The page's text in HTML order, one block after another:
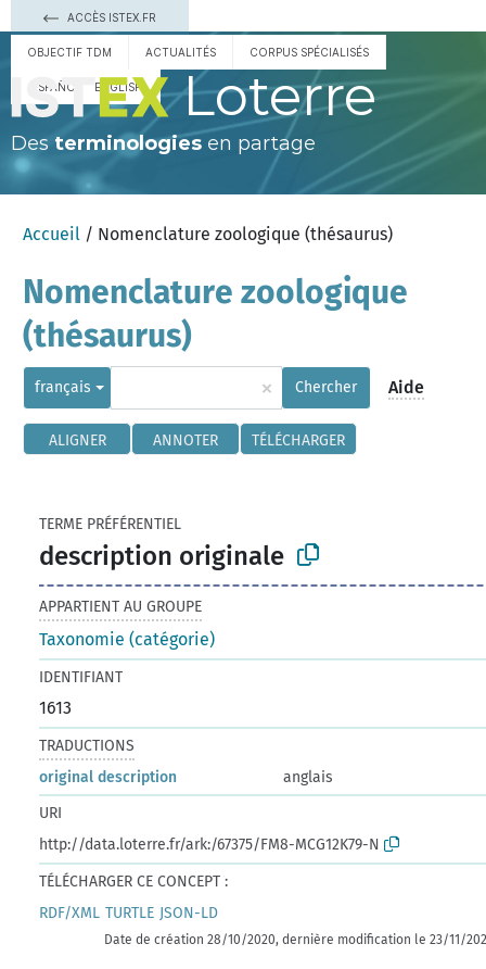
ACCÈS ISTEX.FR
OBJECTIF TDM ACTUALITÉS CORPUS SPÉCIALISÉS
ESPAÑOL ENGLISH Loterre
Des terminologies en partage
Accueil / Nomenclature zoologique (thésaurus)
Nomenclature zoologique
(thésaurus)
français × Chercher Aide
ALIGNER ANNOTER TÉLÉCHARGER
TERME PRÉFÉRENTIEL
description originale
APPARTIENT AU GROUPE
Taxonomie (catégorie)
IDENTIFIANT
1613
TRADUCTIONS
original description
anglais
URI
http://data.loterre.fr/ark:/67375/FM8-MCG12K79-N
TÉLÉCHARGER CE CONCEPT :
RDF/XML TURTLE JSON-LD
Date de création 28/10/2020, dernière modification le 23/11/